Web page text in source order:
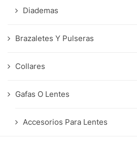
Diademas
Brazaletes Y Pulseras
Collares
Gafas O Lentes
Accesorios Para Lentes